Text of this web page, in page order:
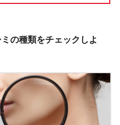
シミ「そばかす（別名：雀卵
の種類をチェックしよ